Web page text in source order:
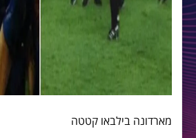
מארדונה בילבאו קטטה